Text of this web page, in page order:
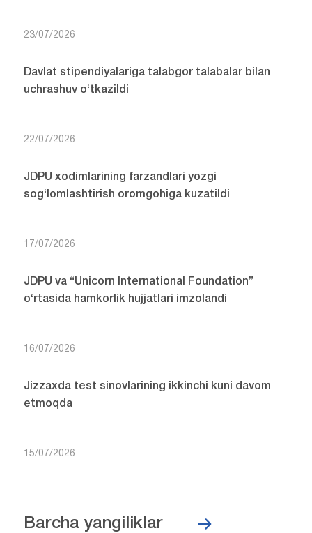
23/07/2026
Davlat stipendiyalariga talabgor talabalar bilan
uchrashuv o‘tkazildi
22/07/2026
JDPU xodimlarining farzandlari yozgi
sog‘lomlashtirish oromgohiga kuzatildi
17/07/2026
JDPU va “Unicorn International Foundation”
o‘rtasida hamkorlik hujjatlari imzolandi
16/07/2026
Jizzaxda test sinovlarining ikkinchi kuni davom
etmoqda
15/07/2026
Barcha yangiliklar